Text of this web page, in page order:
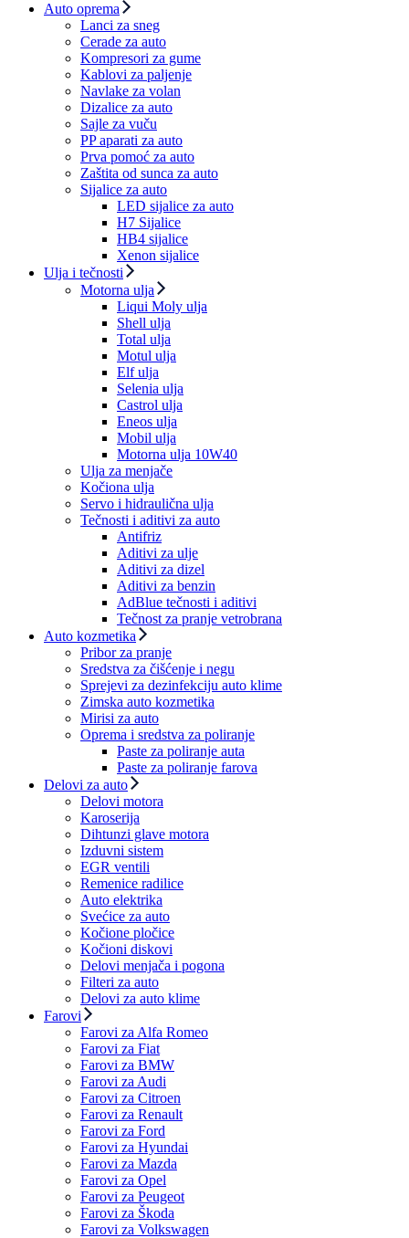
Auto oprema
Lanci za sneg
Cerade za auto
Kompresori za gume
Kablovi za paljenje
Navlake za volan
Dizalice za auto
Sajle za vuču
PP aparati za auto
Prva pomoć za auto
Zaštita od sunca za auto
Sijalice za auto
LED sijalice za auto
H7 Sijalice
HB4 sijalice
Xenon sijalice
Ulja i tečnosti
Motorna ulja
Liqui Moly ulja
Shell ulja
Total ulja
Motul ulja
Elf ulja
Selenia ulja
Castrol ulja
Eneos ulja
Mobil ulja
Motorna ulja 10W40
Ulja za menjače
Kočiona ulja
Servo i hidraulična ulja
Tečnosti i aditivi za auto
Antifriz
Aditivi za ulje
Aditivi za dizel
Aditivi za benzin
AdBlue tečnosti i aditivi
Tečnost za pranje vetrobrana
Auto kozmetika
Pribor za pranje
Sredstva za čišćenje i negu
Sprejevi za dezinfekciju auto klime
Zimska auto kozmetika
Mirisi za auto
Oprema i sredstva za poliranje
Paste za poliranje auta
Paste za poliranje farova
Delovi za auto
Delovi motora
Karoserija
Dihtunzi glave motora
Izduvni sistem
EGR ventili
Remenice radilice
Auto elektrika
Svećice za auto
Kočione pločice
Kočioni diskovi
Delovi menjača i pogona
Filteri za auto
Delovi za auto klime
Farovi
Farovi za Alfa Romeo
Farovi za Fiat
Farovi za BMW
Farovi za Audi
Farovi za Citroen
Farovi za Renault
Farovi za Ford
Farovi za Hyundai
Farovi za Mazda
Farovi za Opel
Farovi za Peugeot
Farovi za Škoda
Farovi za Volkswagen